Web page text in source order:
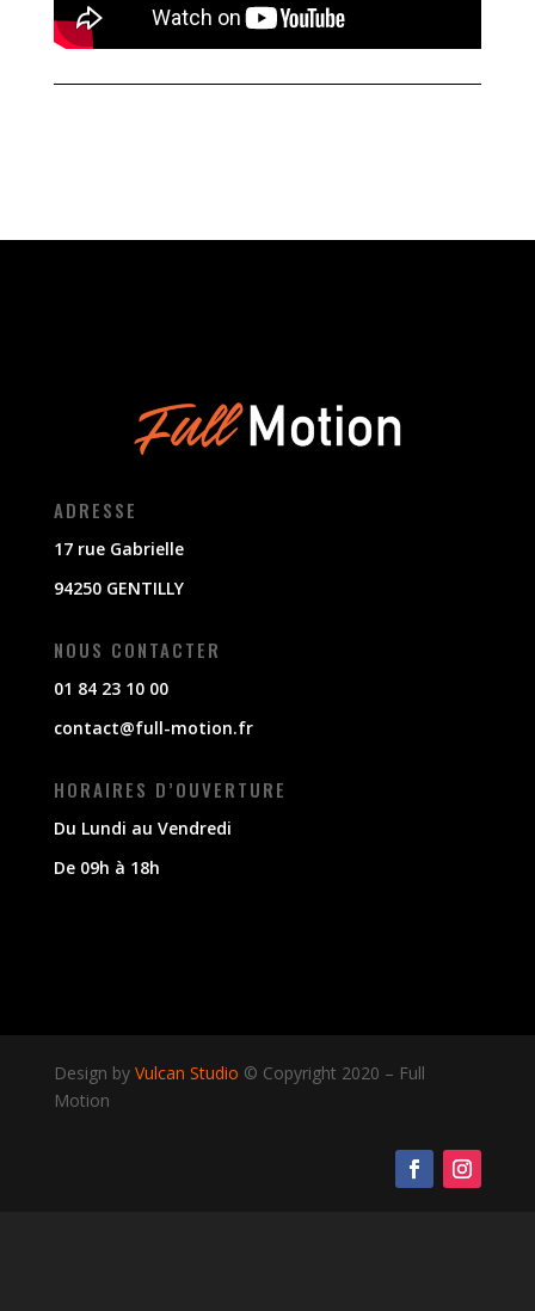
ADRESSE
17 rue Gabrielle
94250 GENTILLY
NOUS CONTACTER
01 84 23 10 00
contact@full-motion.fr
HORAIRES D’OUVERTURE
Du Lundi au Vendredi
De 09h à 18h
Design by Vulcan Studio © Copyright 2020 – Full
Motion